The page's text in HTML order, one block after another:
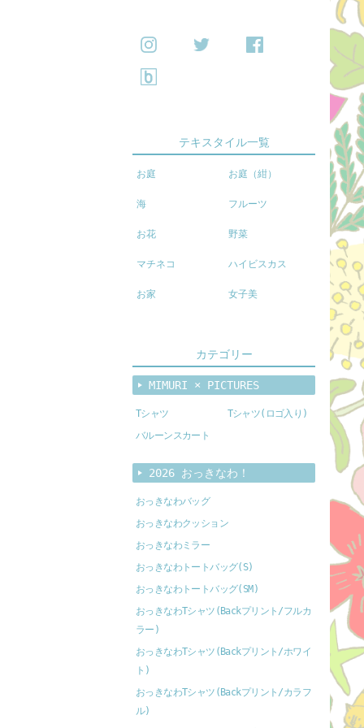
テキスタイル一覧
お庭 お庭（紺）
海 フルーツ
お花 野菜
マチネコ ハイビスカス
お家 女子美
カテゴリー
MIMURI × PICTURES
Tシャツ
Tシャツ(ロゴ入り)
バルーンスカート
2026 おっきなわ！
おっきなわバッグ
おっきなわクッション
おっきなわミラー
おっきなわトートバッグ(S)
おっきなわトートバッグ(SM)
おっきなわTシャツ(Backプリント/フルカ
ラー)
おっきなわTシャツ(Backプリント/ホワイ
ト)
おっきなわTシャツ(Backプリント/カラフ
ル)